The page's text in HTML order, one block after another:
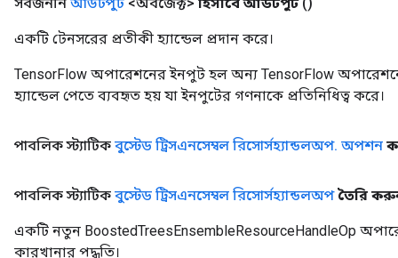
একটি টেনসরের প্রতীকী হ্যান্ডেল প্রদান করে।
TensorFlow অপারেশনের ইনপুট হল অন্য TensorFlow
হ্যান্ডেল পেতে ব্যবহৃত হয় যা ইনপুটের গণনাকে প্রতিনিধিত্ব করে।
পাবলিক স্ট্যাটিক বুস্টেড ট্রিসএনসেম্বল রিসোর্সহ্যান্ডলঅপ. অপশন
পাবলিক স্ট্যাটিক বুস্টেড ট্রিসএনসেম্বল রিসোর্সহ্যান্ডলঅপ তৈরি
একটি নতুন BoostedTreesEnsembleResourceHandleOp
কারখানার পদ্ধতি।